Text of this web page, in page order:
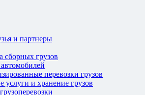
и партнеры
сборных грузов
перевозки грузов
услуги и хранение грузов